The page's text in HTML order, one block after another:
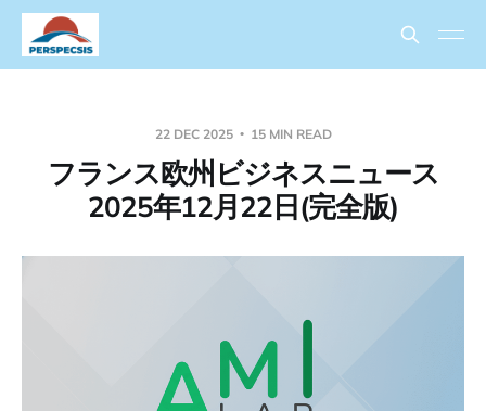
22 DEC 2025 15 MIN READ
フランス欧州ビジネスニュース
2025年12月22日(完全版)